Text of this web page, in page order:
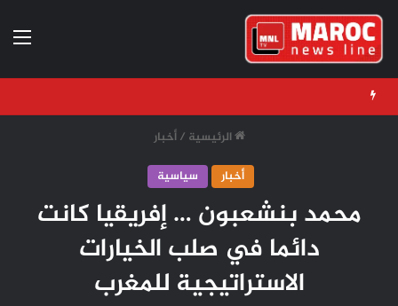
الرئيسية / أخبار
أخبار
سياسية
محمد بنشعبون … إفريقيا كانت
دائما في صلب الخيارات
الاستراتيجية للمغرب